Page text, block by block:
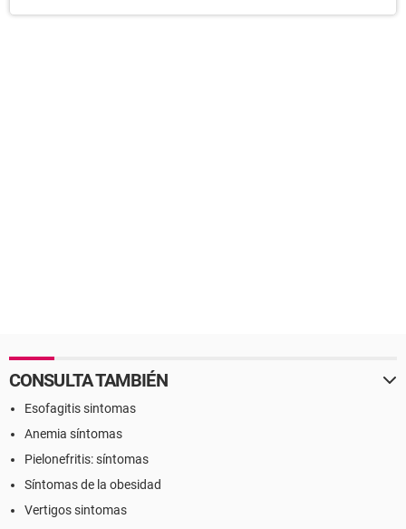
CONSULTA TAMBIÉN
Esofagitis sintomas
Anemia síntomas
Pielonefritis: síntomas
Síntomas de la obesidad
Vertigos sintomas